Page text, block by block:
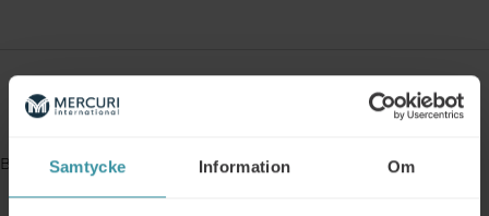
Samtycke Information Om
Bokningsinformation
Bookings are closed for this event.